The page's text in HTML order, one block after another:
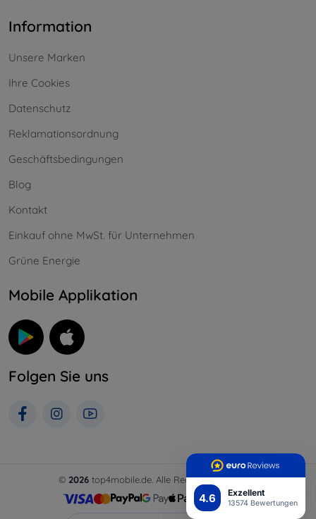
4.6 Exzellent
13574 Bewertungen
Information
Unsere Marken
Ihre Cookies
Datenschutz
Reklamationsordnung
Geschäftsbedingungen
Blog
Kontakt
Einkauf ohne MwSt. für Unternehmen
Grüne Energie
Mobile Applikation
Folgen Sie uns
© 2026 top4mobile.de. Alle Rechte vorbehalten.